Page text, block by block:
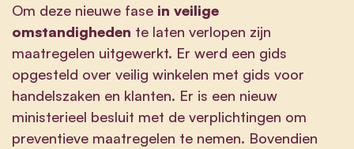
Om deze nieuwe fase in veilige
omstandigheden te laten verlopen zijn
maatregelen uitgewerkt. Er werd een gids
opgesteld over veilig winkelen met gids voor
handelszaken en klanten. Er is een nieuw
ministerieel besluit met de verplichtingen om
preventieve maatregelen te nemen. Bovendien